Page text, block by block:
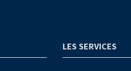
LES SERVICES